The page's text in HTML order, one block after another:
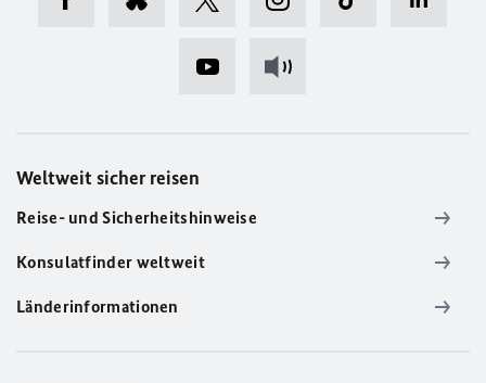
Weltweit sicher reisen
Reise- und Sicherheitshinweise
Konsulatfinder weltweit
Länderinformationen